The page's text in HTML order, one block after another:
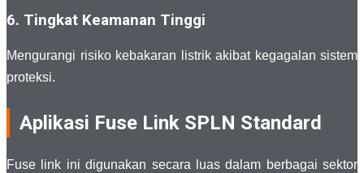
6. Tingkat Keamanan Tinggi
Mengurangi risiko kebakaran listrik akibat kegagalan sistem
proteksi.
Aplikasi Fuse Link SPLN Standard
Fuse link ini digunakan secara luas dalam berbagai sektor